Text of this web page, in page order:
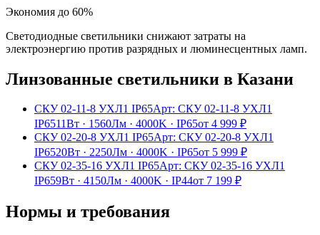
Экономия до 60%
Светодиодные светильники снижают затраты на
электроэнергию против разрядных и люминесцентных ламп.
Линзованные светильники в Казани
СКУ 02-11-8 УХЛ1 IP65Арт: СКУ 02-11-8 УХЛ1
IP6511Вт · 1560Лм · 4000K · IP65от 4 999 ₽
СКУ 02-20-8 УХЛ1 IP65Арт: СКУ 02-20-8 УХЛ1
IP6520Вт · 2250Лм · 4000K · IP65от 5 999 ₽
СКУ 02-35-16 УХЛ1 IP65Арт: СКУ 02-35-16 УХЛ1
IP659Вт · 4150Лм · 4000K · IP44от 7 199 ₽
Нормы и требования